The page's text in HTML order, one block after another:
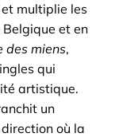
multiplie les
Belgique et en
des miens,
qui
artistique.
un
où la